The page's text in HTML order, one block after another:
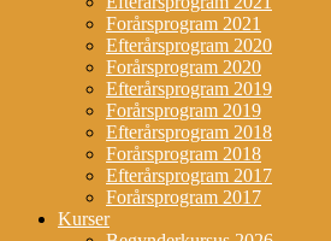
Forårsprogram 2021
Efterårsprogram 2020
Forårsprogram 2020
Efterårsprogram 2019
Forårsprogram 2019
Efterårsprogram 2018
Forårsprogram 2018
Efterårsprogram 2017
Forårsprogram 2017
Kurser